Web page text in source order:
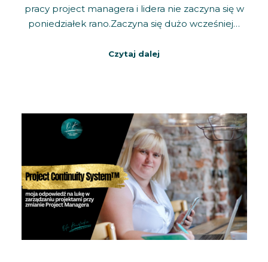
pracy project managera i lidera nie zaczyna się w
poniedziałek rano.Zaczyna się dużo wcześniej…
Czytaj dalej